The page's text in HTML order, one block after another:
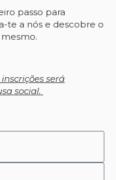
passo para
te a nós e descobre o
será
social.